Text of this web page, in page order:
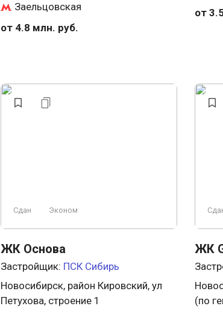
Заельцовская
от 4.8 млн. руб.
от
Сдан Эконом
ЖК Основа
Застройщик: ПСК Сибирь
Новосибирск, район Кировский, ул
Петухова, строение 1
ЖК
(по